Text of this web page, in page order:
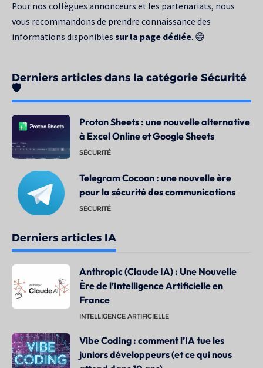
Pour nos collègues annonceurs et les partenariats, nous
vous recommandons de prendre connaissance des
informations disponibles sur la page dédiée. 😁
Derniers articles dans la catégorie Sécurité
🛡️
Proton Sheets : une nouvelle alternative
à Excel Online et Google Sheets
SÉCURITÉ
Telegram Cocoon : une nouvelle ère
pour la sécurité des communications
SÉCURITÉ
Derniers articles IA
Anthropic (Claude IA) : Une Nouvelle
Ère de l’Intelligence Artificielle en
France
INTELLIGENCE ARTIFICIELLE
Vibe Coding : comment l’IA tue les
juniors développeurs (et ce qui nous